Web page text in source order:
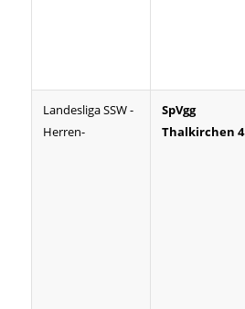
Landesliga SSW -
Herren-
SpVgg
Thalkirchen 4